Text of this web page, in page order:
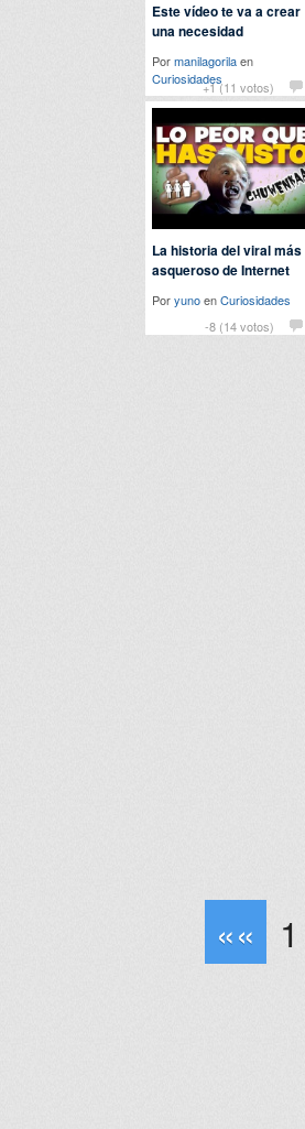
+1 (11 votos)
Este vídeo te va a crear
una necesidad
Pormanilagorilaen
Curiosidades
-8 (14 votos)
La historia del viral más
asqueroso de Internet
PoryunoenCuriosidades
«« 1